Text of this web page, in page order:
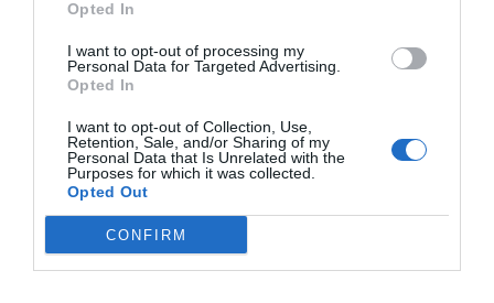
Opted In
I want to opt-out of processing my
Personal Data for Targeted Advertising.
Opted In
I want to opt-out of Collection, Use,
Retention, Sale, and/or Sharing of my
Personal Data that Is Unrelated with the
Purposes for which it was collected.
Opted Out
CONFIRM
Η αγαπημένη ιστορία «Ο Μάγος του Οζ»,
ζωντανεύει επί σκηνής μέσα από μια
πρωτότυπη μουσικοθεατρική παράσταση